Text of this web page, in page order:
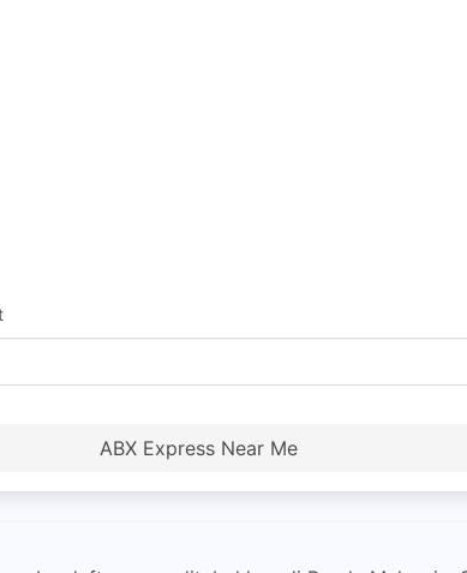
ABX Express Near Me